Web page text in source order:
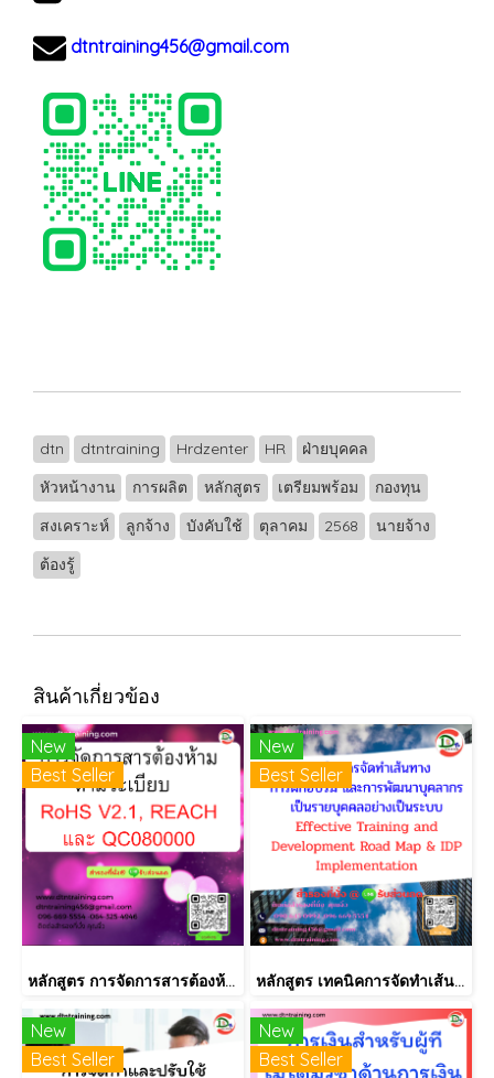
dtntraining456@gmail.com
dtn dtntraining Hrdzenter HR
ฝ่ายบุคคล
หัวหน้างาน
การผลิต หลักสูตร เตรียมพร้อม
กองทุน
สงเคราะห์
ลูกจ้าง บังคับใช้ ตุลาคม 2568
นายจ้าง
ต้องรู้
สินค้าเกี่ยวข้อง
New
Best Seller
หลักสูตร การจัดการสารต้องห้ามตามระเบียบ RoHS V2.1, REACH และ QC080000
New
Best Seller
หลักสูตร เทคนิคการจัดทำเส้นทางการฝึกอบรม และการพัฒนาบุคลากร เป็นรายบุคคลอย่างเป็นระบบ Effective Training and Development Road Map & IDP Implementation
New
Best Seller
New
Best Seller